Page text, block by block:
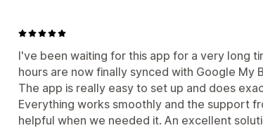
I've been waiting for this app for a very long
hours are now finally synced with Google My
The app is really easy to set up and does
Everything works smoothly and the support
helpful when we needed it. An excellent